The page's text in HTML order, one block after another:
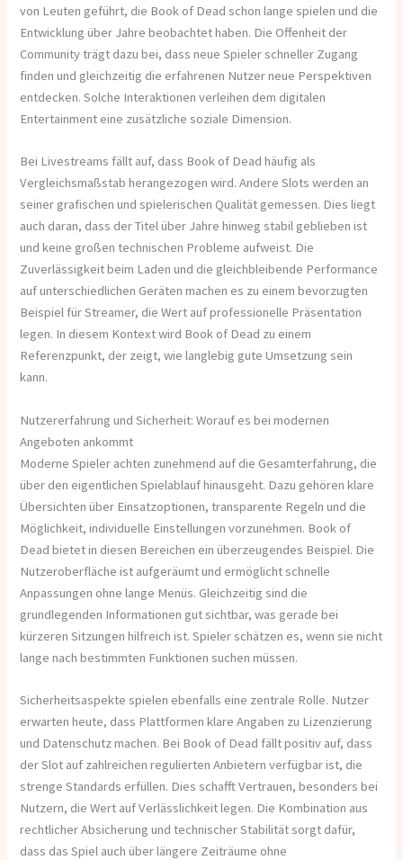
von Leuten geführt, die Book of Dead schon lange spielen und die
Entwicklung über Jahre beobachtet haben. Die Offenheit der
Community trägt dazu bei, dass neue Spieler schneller Zugang
finden und gleichzeitig die erfahrenen Nutzer neue Perspektiven
entdecken. Solche Interaktionen verleihen dem digitalen
Entertainment eine zusätzliche soziale Dimension.
Bei Livestreams fällt auf, dass Book of Dead häufig als
Vergleichsmaßstab herangezogen wird. Andere Slots werden an
seiner grafischen und spielerischen Qualität gemessen. Dies liegt
auch daran, dass der Titel über Jahre hinweg stabil geblieben ist
und keine großen technischen Probleme aufweist. Die
Zuverlässigkeit beim Laden und die gleichbleibende Performance
auf unterschiedlichen Geräten machen es zu einem bevorzugten
Beispiel für Streamer, die Wert auf professionelle Präsentation
legen. In diesem Kontext wird Book of Dead zu einem
Referenzpunkt, der zeigt, wie langlebig gute Umsetzung sein
kann.
Nutzererfahrung und Sicherheit: Worauf es bei modernen
Angeboten ankommt
Moderne Spieler achten zunehmend auf die Gesamterfahrung, die
über den eigentlichen Spielablauf hinausgeht. Dazu gehören klare
Übersichten über Einsatzoptionen, transparente Regeln und die
Möglichkeit, individuelle Einstellungen vorzunehmen. Book of
Dead bietet in diesen Bereichen ein überzeugendes Beispiel. Die
Nutzeroberfläche ist aufgeräumt und ermöglicht schnelle
Anpassungen ohne lange Menüs. Gleichzeitig sind die
grundlegenden Informationen gut sichtbar, was gerade bei
kürzeren Sitzungen hilfreich ist. Spieler schätzen es, wenn sie nicht
lange nach bestimmten Funktionen suchen müssen.
Sicherheitsaspekte spielen ebenfalls eine zentrale Rolle. Nutzer
erwarten heute, dass Plattformen klare Angaben zu Lizenzierung
und Datenschutz machen. Bei Book of Dead fällt positiv auf, dass
der Slot auf zahlreichen regulierten Anbietern verfügbar ist, die
strenge Standards erfüllen. Dies schafft Vertrauen, besonders bei
Nutzern, die Wert auf Verlässlichkeit legen. Die Kombination aus
rechtlicher Absicherung und technischer Stabilität sorgt dafür,
dass das Spiel auch über längere Zeiträume ohne